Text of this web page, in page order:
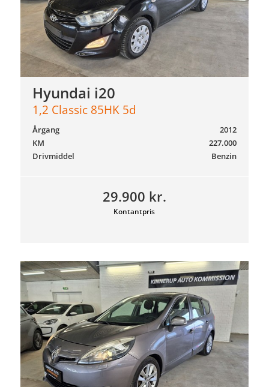
Hyundai i20
1,2 Classic 85HK 5d
29.900 kr.
Kontantpris
2012
Årgang
227.000
KM
Benzin
Drivmiddel